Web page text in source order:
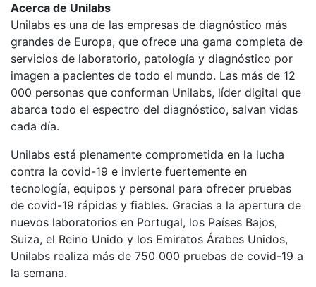
Acerca de Unilabs
Unilabs es una de las empresas de diagnóstico más
grandes de Europa, que ofrece una gama completa de
servicios de laboratorio, patología y diagnóstico por
imagen a pacientes de todo el mundo. Las más de 12
000 personas que conforman Unilabs, líder digital que
abarca todo el espectro del diagnóstico, salvan vidas
cada día.
Unilabs está plenamente comprometida en la lucha
contra la covid-19 e invierte fuertemente en
tecnología, equipos y personal para ofrecer pruebas
de covid-19 rápidas y fiables. Gracias a la apertura de
nuevos laboratorios en Portugal, los Países Bajos,
Suiza, el Reino Unido y los Emiratos Árabes Unidos,
Unilabs realiza más de 750 000 pruebas de covid-19 a
la semana.